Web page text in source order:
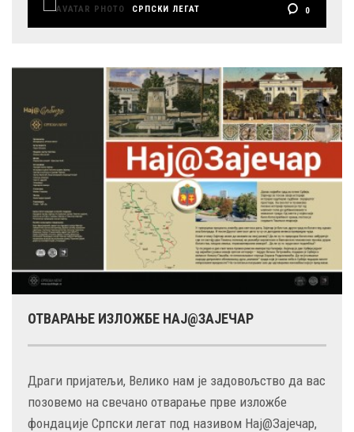
СРПСКИ ЛЕГАТ 0
ОТВАРАЊЕ ИЗЛОЖБЕ НАЈ@ЗАЈЕЧАР
Драги пријатељи, Велико нам је задовољство да вас
позовемо на свечано отварање прве изложбе
фондације Српски легат под називом Нај@Зајечар,